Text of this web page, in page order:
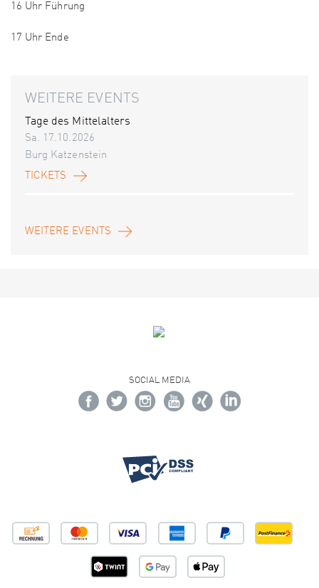
16 Uhr Führung
17 Uhr Ende
WEITERE EVENTS
Tage des Mittelalters
Sa. 17.10.2026
Burg Katzenstein
TICKETS
WEITERE EVENTS
SOCIAL MEDIA